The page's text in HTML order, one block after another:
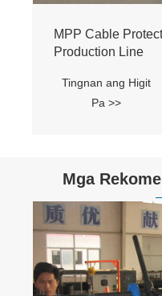
MPP Cable
Production Line
Tingnan ang Higit
Pa >>
Mga